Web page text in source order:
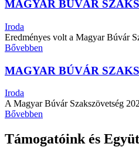
MAGYAR BÚVÁR
Iroda
Eredményes volt a Magyar Búvár
Bővebben
MAGYAR BÚVÁR
Iroda
A Magyar Búvár Szakszövetség
Bővebben
Támogatóink és